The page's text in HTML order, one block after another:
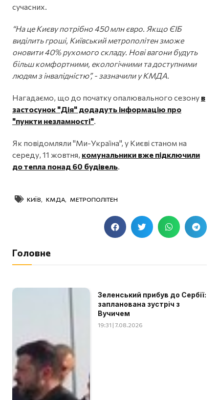
сучасних.
“На це Києву потрібно 450 млн євро. Якщо ЄІБ
виділить гроші, Київський метрополітен зможе
оновити 40% рухомого складу. Нові вагони будуть
більш комфортними, екологічними та доступними
людям з інвалідністю”, - зазначили у КМДА.
Нагадаємо, що до початку опалювального сезону в
застосунок "Дія" додадуть інформацію про
"пункти незламності"
Як повідомляли "Ми-Україна", у Києві станом на
середу, 11 жовтня, комунальники вже підключили
до тепла понад 60 будівель
КИЇВ КМДА МЕТРОПОЛІТЕН
Головне
Зеленський прибув до Сербії:
запланована зустріч з
Вучичем
19:31 | 7.08.2026